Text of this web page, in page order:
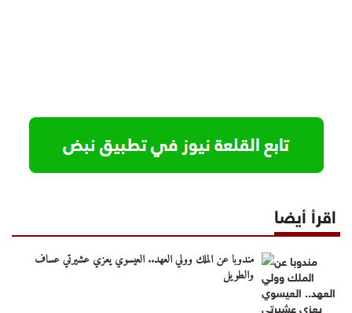
اقرأ أيضا
مندوبا عن الملك وولي العهد.. العيسوي يعزي عشيرتي عساف
والطويل